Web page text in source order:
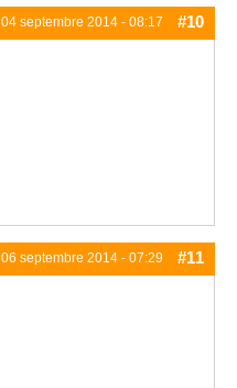
04 septembre 2014 - 08:17 #10
06 septembre 2014 - 07:29 #11